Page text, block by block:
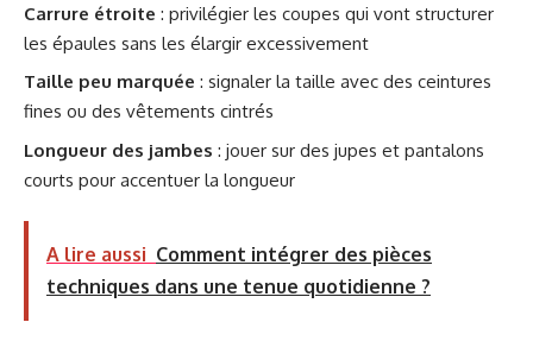
Carrure étroite : privilégier les coupes qui vont structurer
les épaules sans les élargir excessivement
Taille peu marquée : signaler la taille avec des ceintures
fines ou des vêtements cintrés
Longueur des jambes : jouer sur des jupes et pantalons
courts pour accentuer la longueur
A lire aussi Comment intégrer des pièces
techniques dans une tenue quotidienne ?